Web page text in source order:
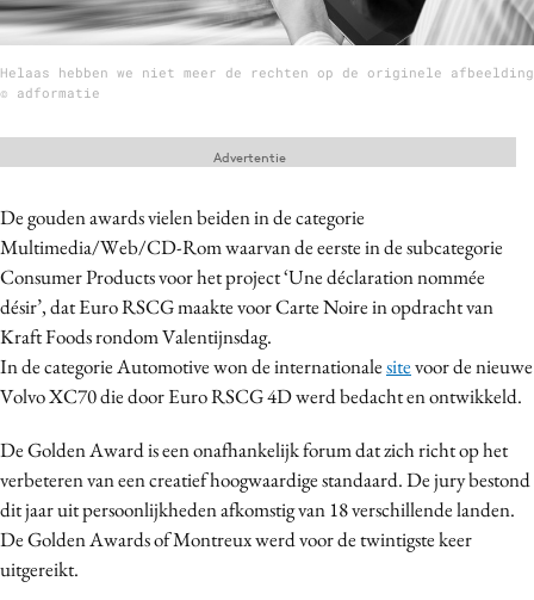
Events
Vacatures
Partners
Topics
Artificial Intelligence
Bureaus
Campagnes
Carriere
Contentmarketing
Craft
Customer Experience
Data & Insights
Design
Digital transformation
Helaas hebben we niet meer de rechten op de originele afbeelding
© adformatie
De gouden awards vielen beiden in de categorie
Multimedia/Web/CD-Rom waarvan de eerste in de subcategorie
Consumer Products voor het project ‘Une déclaration nommée
désir’, dat Euro RSCG maakte voor Carte Noire in opdracht van
Kraft Foods rondom Valentijnsdag.
In de categorie Automotive won de internationalesitevoor de nieuwe
Volvo XC70 die door Euro RSCG 4D werd bedacht en ontwikkeld.
De Golden Award is een onafhankelijk forum dat zich richt op het
verbeteren van een creatief hoogwaardige standaard. De jury bestond
dit jaar uit persoonlijkheden afkomstig van 18 verschillende landen.
De Golden Awards of Montreux werd voor de twintigste keer
uitgereikt.
Advertentie